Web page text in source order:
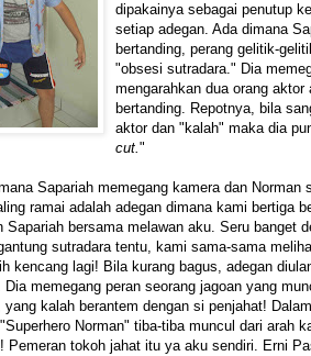
dipakainya sebagai penutup
setiap adegan. Ada dimana
bertanding, perang gelitik-
"obsesi sutradara." Dia
mengarahkan dua orang aktor
bertanding. Repotnya, bila
aktor dan "kalah" maka dia
cut."
Sapariah memegang kamera dan Norman
ramai adalah adegan dimana kami bertiga
Sapariah bersama melawan aku. Seru banget
sutradara tentu, kami sama-sama
kencang lagi! Bila kurang bagus, adegan
Dia memegang peran seorang jagoan yang
yang kalah berantem dengan si penjahat!
Norman" tiba-tiba muncul dari arah
Pemeran tokoh jahat itu ya aku sendiri. Erni